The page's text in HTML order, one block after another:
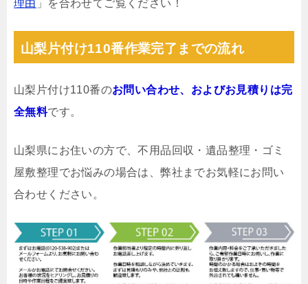
理由 」を合わせてご覧ください！
山梨片付け110番作業完了までの流れ
山梨片付け110番のお問い合わせ、およびお見積りは完
全無料です。
山梨県にお住いの方で、不用品回収・遺品整理・ゴミ
屋敷整理でお悩みの場合は、弊社までお気軽にお問い
合わせください。